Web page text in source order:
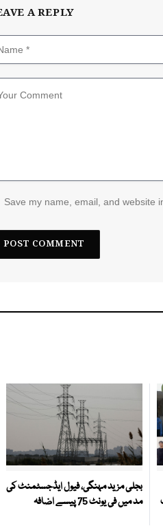
A REPLY
Save my name, email, and website
بجلی مزید مہنگی، فیول ایڈجسٹمنٹ کی
مد میں فی یونٹ 75 پیسے اضافہ